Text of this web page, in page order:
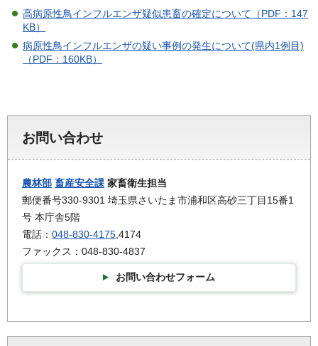
高病原性鳥インフルエンザ疑似患畜の確定について（PDF：147
KB）
病原性鳥インフルエンザの疑い事例の発生について(県内1例目)
（PDF：160KB）
お問い合わせ
農林部 畜産安全課 家畜衛生担当
郵便番号330-9301 埼玉県さいたま市浦和区高砂三丁目15番1
号 本庁舎5階
電話： 048-830-4175,4174
ファックス：048-830-4837
お問い合わせフォーム